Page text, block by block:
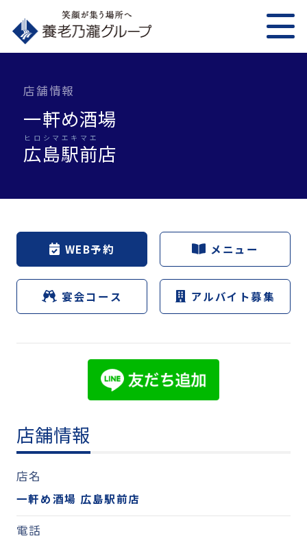
店舗情報
一軒め酒場
広島駅前
ヒロシマエキマエ
店
WEB予約 メニュー
宴会コース アルバイト募集
店舗情報
店名
一軒め酒場 広島駅前店
電話